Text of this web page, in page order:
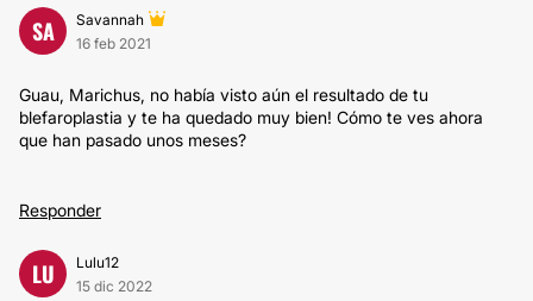
SA
Savannah
16 feb 2021
Guau, Marichus, no había visto aún el resultado de tu
blefaroplastia y te ha quedado muy bien! Cómo te ves ahora
que han pasado unos meses?
Responder
LU
Lulu12
15 dic 2022